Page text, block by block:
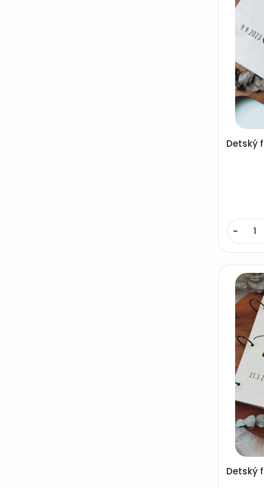
Detský
-
Detský